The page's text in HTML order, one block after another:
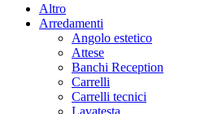
Altro
Arredamenti
Angolo estetico
Attese
Banchi Reception
Carrelli
Carrelli tecnici
Lavatesta